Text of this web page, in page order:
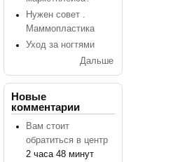
Нужен совет .
Маммопластика
Уход за ногтями
Дальше
Новые
комментарии
Вам стоит
обратиться в центр
2 часа 48 минут